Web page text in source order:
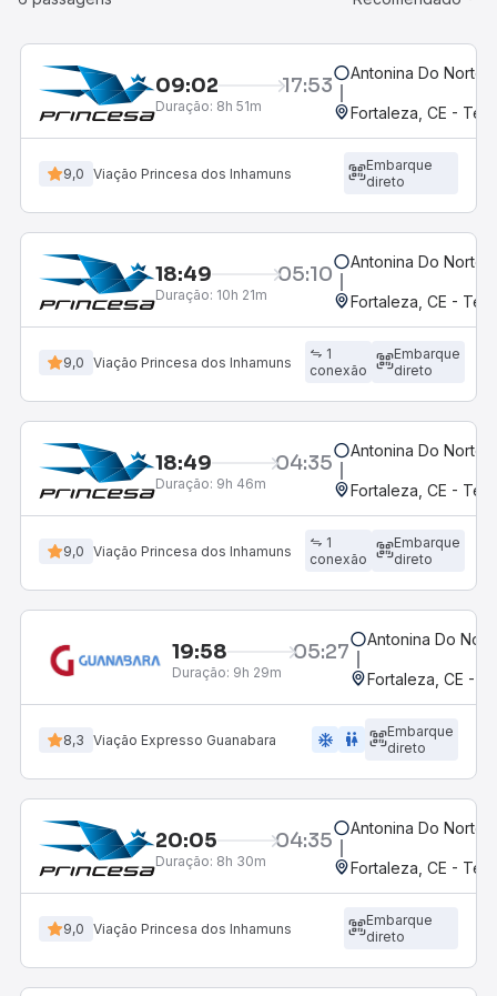
09:02 17:53
Duração: 8h 51m
Antonina Do Norte,
Fortaleza, CE -
9,0 Viação Princesa dos Inhamuns
Embarque
direto
18:49 05:10
Duração: 10h 21m
Antonina Do Norte,
Fortaleza, CE -
9,0 Viação Princesa dos Inhamuns
1
conexão
Embarque
direto
18:49 04:35
Duração: 9h 46m
Antonina Do Norte,
Fortaleza, CE -
9,0 Viação Princesa dos Inhamuns
1
conexão
Embarque
direto
19:58 05:27
Duração: 9h 29m
Antonina Do
Fortaleza, CE -
8,3 Viação Expresso Guanabara ac_unit wc
Embarque
direto
20:05 04:35
Duração: 8h 30m
Antonina Do Norte,
Fortaleza, CE -
9,0 Viação Princesa dos Inhamuns
Embarque
direto